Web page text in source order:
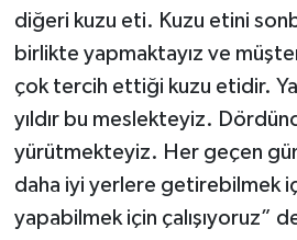
diğeri kuzu eti. Kuzu etini
birlikte yapmaktayız ve
çok tercih ettiği kuzu etidir.
yıldır bu meslekteyiz.
yürütmekteyiz. Her geçen gün
daha iyi yerlere getirebilmek
yapabilmek için çalışıyoruz”